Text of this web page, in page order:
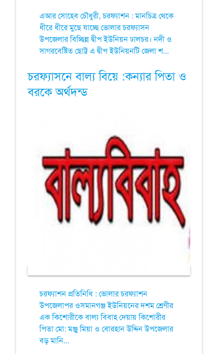
এআর সোহেব চৌধুরী, চরফ্যাশন : মানচিত্র থেকে
ধীরে ধীরে মুছে যাচ্ছে ভোলার চরফ্যাসন
উপজেলার বিচ্ছিন্ন দ্বীপ ইউনিয়ন ঢালচর। নদী ও
সাগরবেষ্টিত ছোট্ট এ দ্বীপ ইউনিয়নটি জেলা শ...
চরফ্যাসনে বাল্য বিয়ে :কন্যার পিতা ও
বরকে অর্থদন্ড
চরফ্যাশন প্রতিনিধি : ভোলার চরফ্যাশন
উপজেলাপর ওসমানগঞ্জ ইউনিয়নের দশম শ্রেণীর
এক কিশোরীকে বাল্য বিবাহ দেয়ায় কিশোরীর
পিতা মো: মঞ্জু মিয়া ও বোরহান উদ্দিন উপজেলার
বড় মানি...